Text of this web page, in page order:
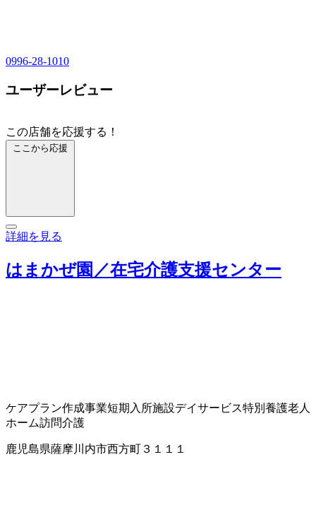
0996-28-1010
ユーザーレビュー
この店舗を応援する！
ここから応援
詳細を見る
はまかぜ園／在宅介護支援センター
ケアプラン作成事業短期入所施設デイサービス特別養護老人
ホーム訪問介護
鹿児島県薩摩川内市西方町３１１１